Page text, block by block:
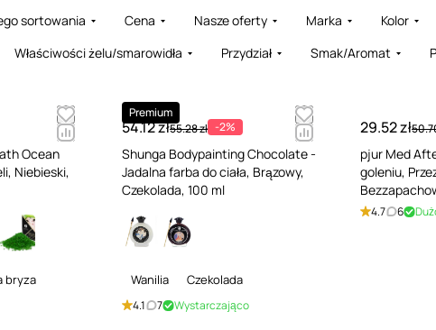
sortowania Cena Nasze oferty Marka Kolor
Właściwości żelu/smarowidła Przydział Smak/Aromat
Ocean
Niebieski,
bryza
Premium
54.12 zł55.28 zł -2%
Shunga Bodypainting Chocolate -
Jadalna farba do ciała, Brązowy,
Czekolada, 100 ml
Wanilia Czekolada
4.1 7 Wystarczająco
29.52 zł
pjur Med
goleniu,
4.7 6